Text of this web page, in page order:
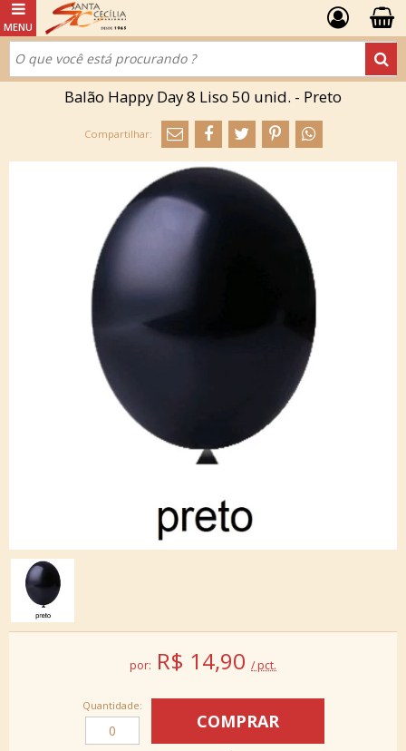
Balão Happy Day 8 Liso 50 unid. - Preto
por: R$ 14,90 / pct.
Quantidade: